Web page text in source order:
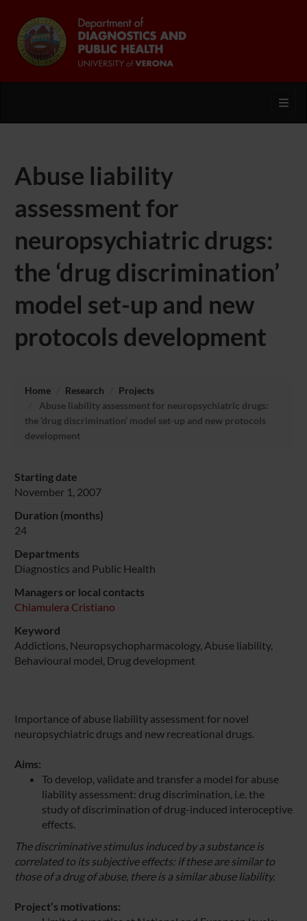
Abuse liability
assessment for
neuropsychiatric drugs:
the ‘drug discrimination’
model set-up and new
protocols development
Home Research
Projects
Abuse liability assessment for neuropsychiatric drugs:
the ‘drug discrimination’ model set-up and new protocols
development
Starting date
November 1, 2007
Duration (months)
24
Departments
Diagnostics and Public Health
Managers or local contacts
Chiamulera Cristiano
Keyword
Addictions, Neuropsychopharmacology, Abuse liability,
Behavioural model, Drug development
Importance of abuse liability assessment for novel
neuropsychiatric drugs and new recreational drugs.
Aims:
To develop, validate and transfer a model for abuse
liability assessment: drug discrimination, i.e. the
study of discrimination of drug-induced interoceptive
effects.
The discriminative stimulus induced by a substance is
correlated to its subjective effects: if these are similar to
those of a drug of abuse, there is a similar abuse liability.
Project’s motivations: